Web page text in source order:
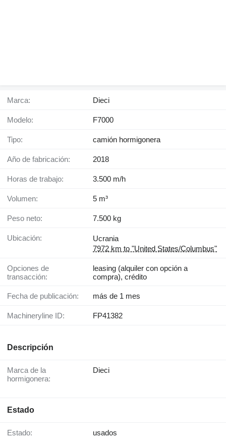
Marca: Dieci
Modelo: F7000
Tipo: camión hormigonera
Año de fabricación: 2018
Horas de trabajo: 3.500 m/h
Volumen: 5 m³
Peso neto: 7.500 kg
Ubicación:
Ucrania
7972 km to "United States/Columbus"
Opciones de
transacción:
leasing (alquiler con opción a
compra), crédito
Fecha de publicación: más de 1 mes
Machineryline ID: FP41382
Descripción
Marca de la
hormigonera:
Dieci
Estado
Estado: usados